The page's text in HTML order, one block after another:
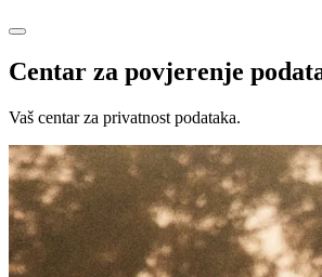
Centar za povjerenje
Vaš centar za privatnost podataka.